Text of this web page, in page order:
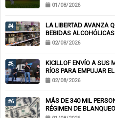
01/08/2026
#4
LA LIBERTAD AVANZA
BEBIDAS
02/08/2026
#5
KICILLOF ENVÍO A SUS
RÍOS PARA EMPUJAR
02/08/2026
#6
MÁS DE 340 MIL
RÉGIMEN DE